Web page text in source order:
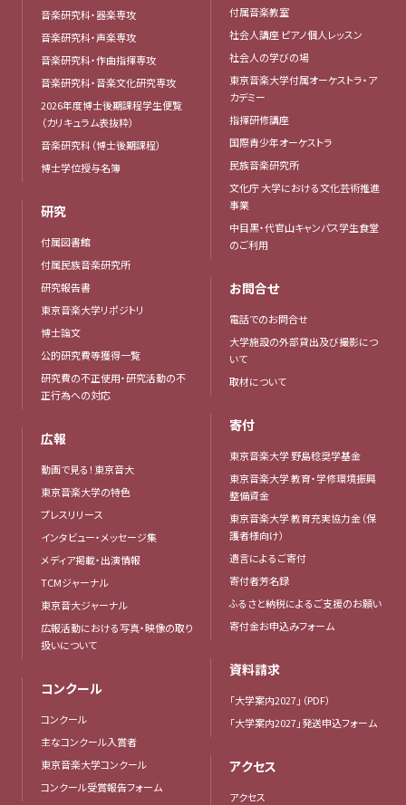
音楽研究科・器楽専攻
音楽研究科・声楽専攻
音楽研究科・作曲指揮専攻
音楽研究科・音楽文化研究専攻
2026年度博士後期課程学生便覧
（カリキュラム表抜粋）
音楽研究科（博士後期課程）
博士学位授与名簿
研究
付属図書館
付属民族音楽研究所
研究報告書
東京音楽大学リポジトリ
博士論文
公的研究費等獲得一覧
研究費の不正使用・研究活動の不
正行為への対応
広報
動画で見る！東京音大
東京音楽大学の特色
プレスリリース
インタビュー・メッセージ集
メディア掲載・出演情報
TCMジャーナル
東京音大ジャーナル
広報活動における写真・映像の取り
扱いについて
コンクール
コンクール
主なコンクール入賞者
東京音楽大学コンクール
コンクール受賞報告フォーム
付属音楽教室
社会人講座 ピアノ個人レッスン
社会人の学びの場
東京音楽大学付属オーケストラ・ア
カデミー
指揮研修講座
国際青少年オーケストラ
民族音楽研究所
文化庁 大学における文化芸術推進
事業
中目黒・代官山キャンパス学生食堂
のご利用
お問合せ
電話でのお問合せ
大学施設の外部貸出及び撮影につ
いて
取材について
寄付
東京音楽大学 野島稔奨学基金
東京音楽大学 教育・学修環境振興
整備資金
東京音楽大学 教育充実協力金（保
護者様向け）
遺言によるご寄付
寄付者芳名録
ふるさと納税によるご支援のお願い
寄付金お申込みフォーム
資料請求
「大学案内2027」（PDF）
「大学案内2027」発送申込フォーム
アクセス
アクセス